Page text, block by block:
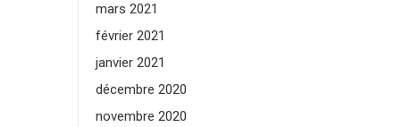
mars 2021
février 2021
janvier 2021
décembre 2020
novembre 2020